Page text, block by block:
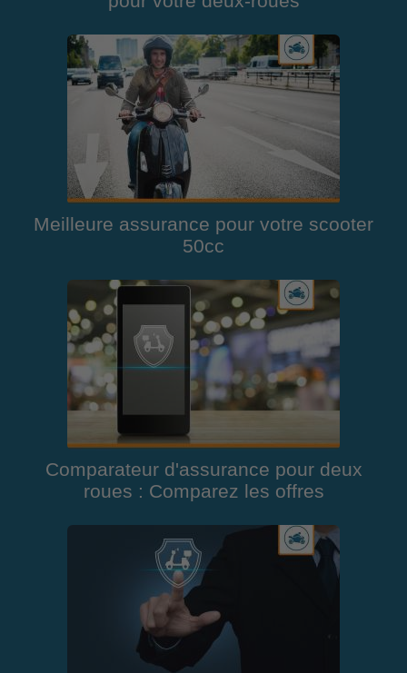
Meilleure assurance pour votre scooter
50cc
Comparateur d'assurance pour deux
roues : Comparez les offres